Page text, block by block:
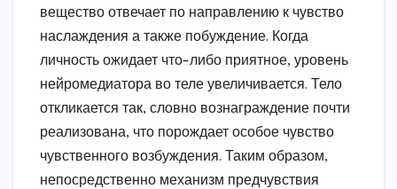
вещество отвечает по направлению к чувство
наслаждения а также побуждение. Когда
личность ожидает что-либо приятное, уровень
нейромедиатора во теле увеличивается. Тело
откликается так, словно вознаграждение почти
реализована, что порождает особое чувство
чувственного возбуждения. Таким образом,
непосредственно механизм предчувствия